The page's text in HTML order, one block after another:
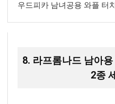
우드피카 남녀공용 와플 터
8. 라프롬나드 남아
2종